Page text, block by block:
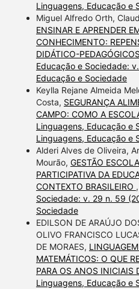
Linguagens, Educação e
Miguel Alfredo Orth,
ENSINAR E APRENDER
CONHECIMENTO:
DIDÁTICO-
Educação e Sociedade:
Educação e Sociedade
Keylla Rejane Almeida
Costa, SEGURANÇA
CAMPO: COMO A
Linguagens, Educação e
Linguagens, Educação e
Alderi Alves de Oliveira,
Mourão, GESTÃO
PARTICIPATIVA DA
CONTEXTO BRASILEIRO ,
Sociedade: v. 29 n. 59
Sociedade
EDILSON DE ARAÚJO
OLIVO FRANCISCO
DE MORAES,
MATEMÁTICOS: O QUE
PARA OS ANOS INICIAIS
Linguagens, Educação e